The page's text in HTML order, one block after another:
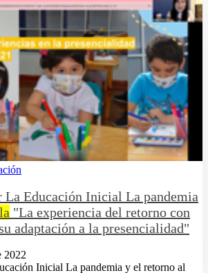
La Educación Inicial La pandemia
"La experiencia del retorno con
adaptación a la presencialidad"
2022
Inicial La pandemia y el retorno al